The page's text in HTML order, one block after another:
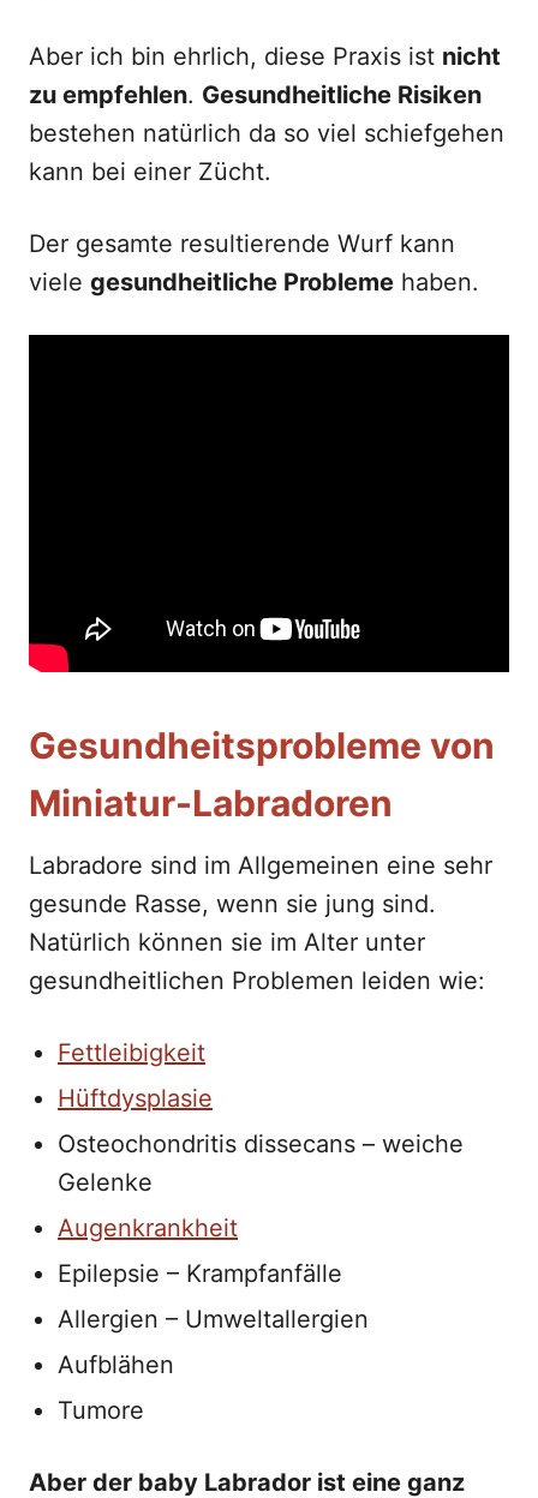
Aber ich bin ehrlich, diese Praxis ist nicht
zu empfehlen. Gesundheitliche Risiken
bestehen natürlich da so viel schiefgehen
kann bei einer Zücht.
Der gesamte resultierende Wurf kann
viele gesundheitliche Probleme haben.
Gesundheitsprobleme von
Miniatur-Labradoren
Labradore sind im Allgemeinen eine sehr
gesunde Rasse, wenn sie jung sind.
Natürlich können sie im Alter unter
gesundheitlichen Problemen leiden wie:
Fettleibigkeit
Hüftdysplasie
Osteochondritis dissecans – weiche
Gelenke
Augenkrankheit
Epilepsie – Krampfanfälle
Allergien – Umweltallergien
Aufblähen
Tumore
Aber der baby Labrador ist eine ganz